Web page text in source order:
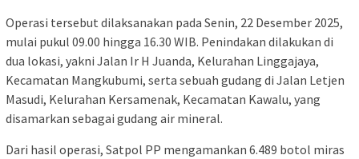
Operasi tersebut dilaksanakan pada Senin, 22 Desember 2025,
mulai pukul 09.00 hingga 16.30 WIB. Penindakan dilakukan di
dua lokasi, yakni Jalan Ir H Juanda, Kelurahan Linggajaya,
Kecamatan Mangkubumi, serta sebuah gudang di Jalan Letjen
Masudi, Kelurahan Kersamenak, Kecamatan Kawalu, yang
disamarkan sebagai gudang air mineral.
Dari hasil operasi, Satpol PP mengamankan 6.489 botol miras